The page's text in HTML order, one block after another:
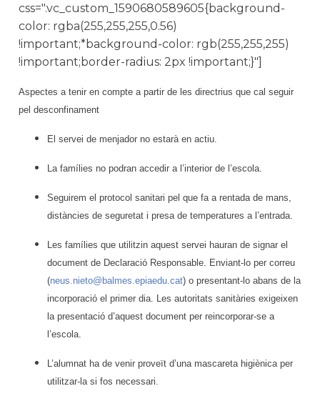
css=".vc_custom_1590680589605{background-
color: rgba(255,255,255,0.56)
!important;*background-color: rgb(255,255,255)
!important;border-radius: 2px !important;}"]
Aspectes a tenir en compte a partir de les directrius que cal seguir
pel desconfinament
El servei de menjador no estarà en actiu.
La famílies no podran accedir a l’interior de l’escola.
Seguirem el protocol sanitari pel que fa a rentada de mans,
distàncies de seguretat i presa de temperatures a l’entrada.
Les famílies que utilitzin aquest servei hauran de signar el
document de Declaració Responsable. Enviant-lo per correu
(neus.nieto@balmes.epiaedu.cat) o presentant-lo abans de la
incorporació el primer dia. Les autoritats sanitàries exigeixen
la presentació d’aquest document per reincorporar-se a
l’escola.
L’alumnat ha de venir proveït d’una mascareta higiènica per
utilitzar-la si fos necessari.